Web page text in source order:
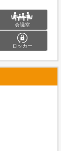
会議室
ロッカー